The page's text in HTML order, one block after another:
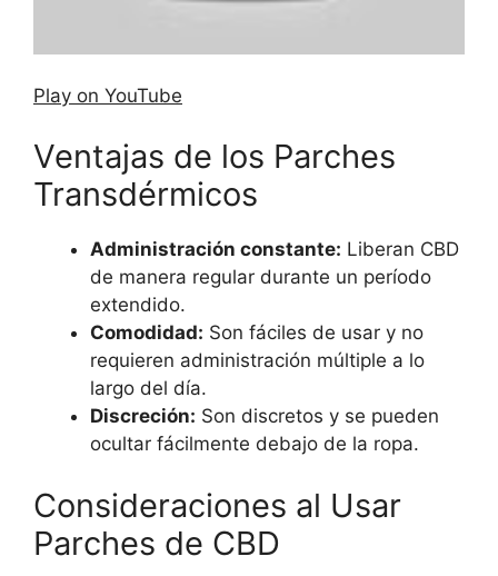
Play on YouTube
Ventajas de los Parches
Transdérmicos
Administración constante: Liberan CBD
de manera regular durante un período
extendido.
Comodidad: Son fáciles de usar y no
requieren administración múltiple a lo
largo del día.
Discreción: Son discretos y se pueden
ocultar fácilmente debajo de la ropa.
Consideraciones al Usar
Parches de CBD